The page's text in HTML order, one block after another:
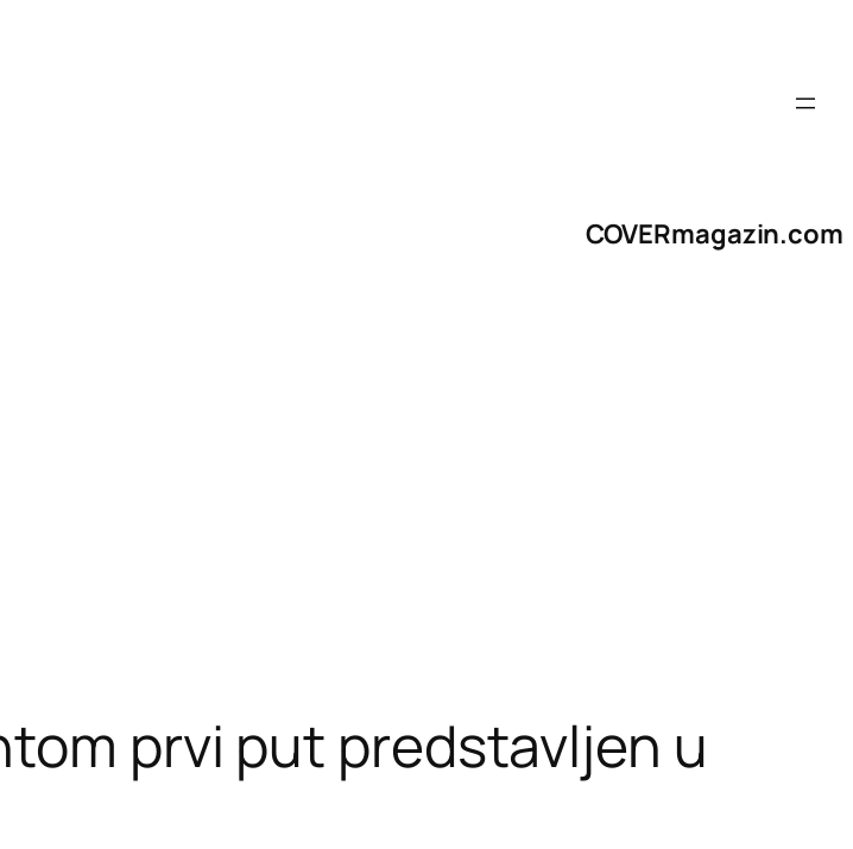
COVERmagazin.com
prvi put predstavljen u